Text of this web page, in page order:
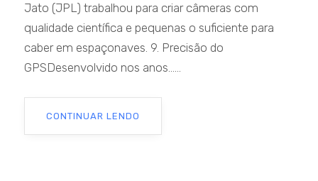
Jato (JPL) trabalhou para criar câmeras com
qualidade científica e pequenas o suficiente para
caber em espaçonaves. 9. Precisão do
GPSDesenvolvido nos anos......
CONTINUAR LENDO